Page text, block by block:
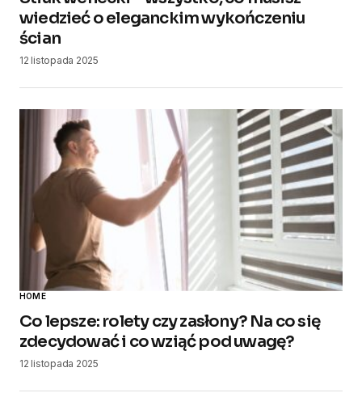
wiedzieć o eleganckim wykończeniu
ścian
12 listopada 2025
HOME
Co lepsze: rolety czy zasłony? Na co się
zdecydować i co wziąć pod uwagę?
12 listopada 2025